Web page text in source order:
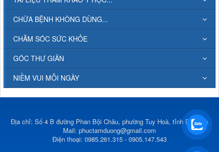
CHỮA BỆNH KHÔNG DÙNG...
CHĂM SÓC SỨC KHỎE
GÓC THƯ GIÃN
NIỀM VUI MỖI NGÀY
Địa chỉ: Số 4 B đường Phan Bội Châu, phường Tuy Hoà, tỉnh Đắk Lắk
Mail: phuctamduong@gmail.com
Điện thoại: 0985.261.315 - 0905.147.543